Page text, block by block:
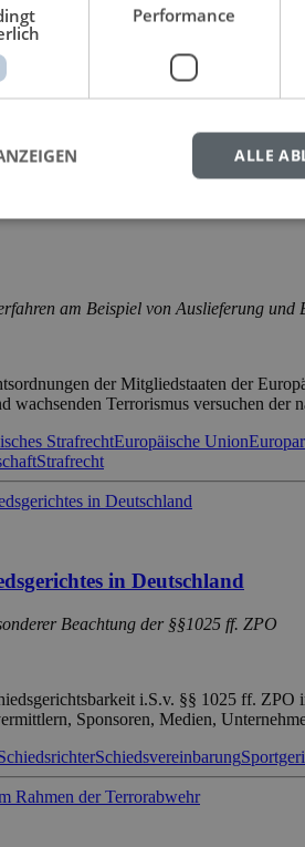
Rechtsstaates. Dieser erfordert
Selbstjustiz kann nur verhindert
am Beispiel von Auslieferung und
der Mitgliedstaaten der
Terrorismus versuchen der
StrafrechtEuropäische Union
Strafrecht
in Deutschland
Beachtung der §§1025 ff. ZPO
i.S.v. §§ 1025 ff.
Sponsoren, Medien,
Schiedsvereinbarung
Performance
ALLE